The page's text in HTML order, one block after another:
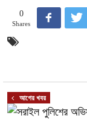
0
Shares
আগের খবর